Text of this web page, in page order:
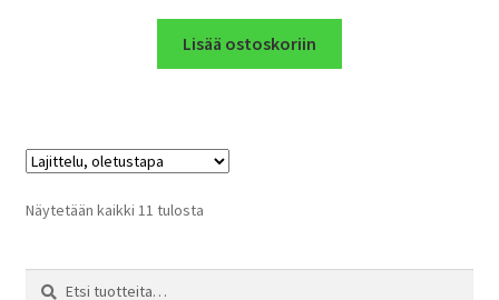
Lisää ostoskoriin
Näytetään kaikki 11 tulosta
Etsi:
Haku